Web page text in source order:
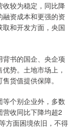
较为稳定，同比降
资成本和更强的资
和开发方面，央国
书的国企、央企项
势。土地市场上，
货值提供保障。
个别企业外，多数
收同比下降均超2
方面困境依旧，不得